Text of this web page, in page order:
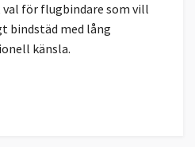
för flugbindare som vill
bindstäd med lång
känsla.